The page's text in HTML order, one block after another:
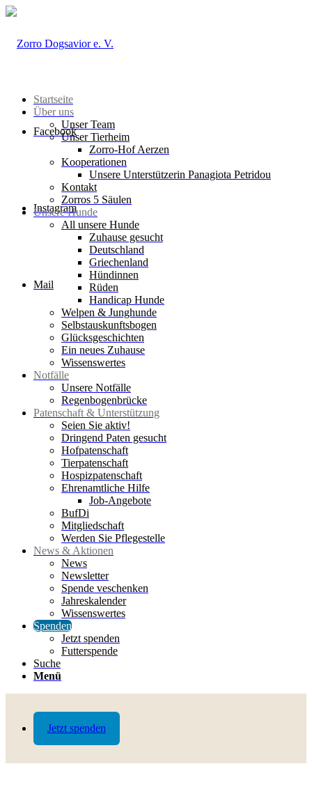
Jetzt spenden
Facebook
Instagram
Mail
Startseite
Über uns
Unser Team
Unser Tierheim
Zorro-Hof Aerzen
Kooperationen
Unsere Unterstützerin Panagiota Petridou
Kontakt
Zorros 5 Säulen
Unsere Hunde
All unsere Hunde
Zuhause gesucht
Deutschland
Griechenland
Hündinnen
Rüden
Handicap Hunde
Welpen & Junghunde
Selbstauskunftsbogen
Glücksgeschichten
Ein neues Zuhause
Wissenswertes
Notfälle
Unsere Notfälle
Regenbogenbrücke
Patenschaft & Unterstützung
Seien Sie aktiv!
Dringend Paten gesucht
Hofpatenschaft
Tierpatenschaft
Hospizpatenschaft
Ehrenamtliche Hilfe
Job-Angebote
BufDi
Mitgliedschaft
Werden Sie Pflegestelle
News & Aktionen
News
Newsletter
Spende veschenken
Jahreskalender
Wissenswertes
Spenden
Jetzt spenden
Futterspende
Suche
Menü